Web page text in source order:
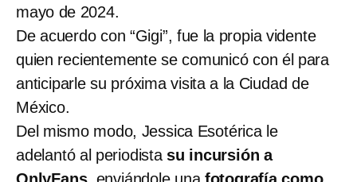
mayo de 2024.
De acuerdo con “Gigi”, fue la propia vidente
quien recientemente se comunicó con él para
anticiparle su próxima visita a la Ciudad de
México.
Del mismo modo, Jessica Esotérica le
adelantó al periodista su incursión a
OnlyFans, enviándole una fotografía como